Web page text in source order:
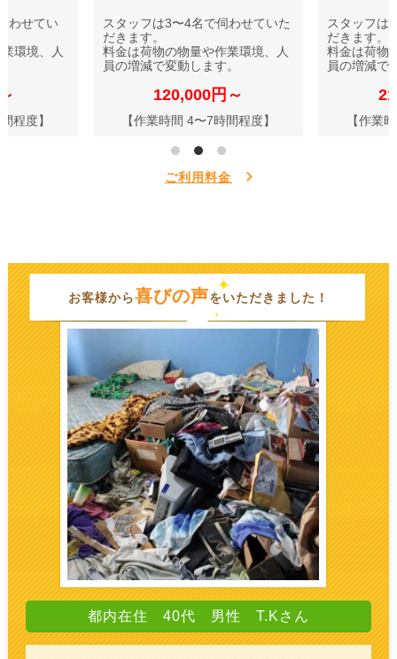
わせてい
環境、人
程度】
スタッフは3〜4名で伺わせていた
だきます。
料金は荷物の物量や作業環境、人
員の増減で変動します。
120,000円～
【作業時間 4〜7時間程度】
スタッフは
だきます。
料金は荷物
員の増減で
【作業
ご利用料金
お客様から喜びの声をいただきました！
都内在住 40代 男性 T.Kさん